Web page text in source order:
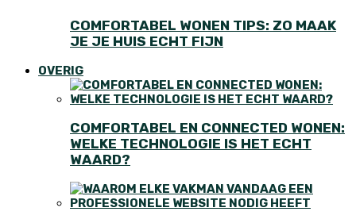
COMFORTABEL WONEN TIPS: ZO MAAK
JE JE HUIS ECHT FIJN
OVERIG
COMFORTABEL EN CONNECTED WONEN:
WELKE TECHNOLOGIE IS HET ECHT
WAARD?